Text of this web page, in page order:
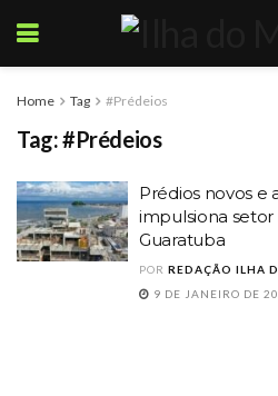
Home Tag #Prédeios
Tag:#Prédeios
Prédios novos e
impulsiona
Guaratuba
POR REDAÇÃO ILHA
9 DE JANEIRO DE